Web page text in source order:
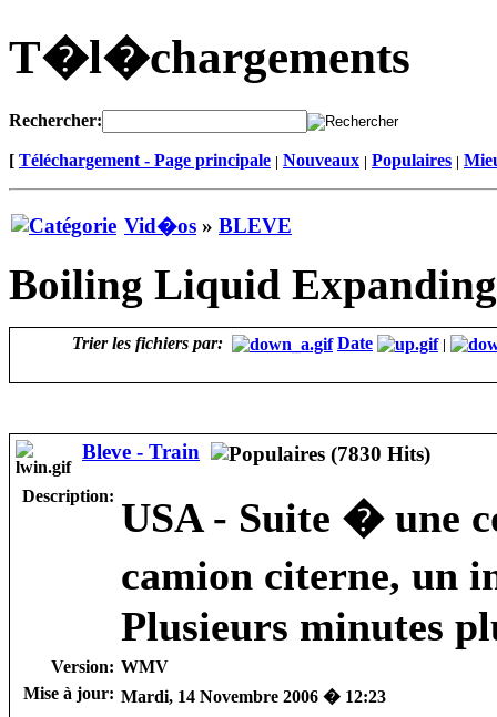
T�l�chargements
Rechercher:
[ Téléchargement - Page principale | Nouveaux | Populaires |
Vid�os » BLEVE
Boiling Liquid
Trier les fichiers par: Date |
Bleve - Train
Description: USA - Suite � une
camion citerne, un
Plusieurs minutes
Version: WMV
Mise à jour: Mardi, 14 Novembre 2006 � 12:23